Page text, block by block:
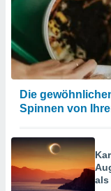
Die
Spinnen von
als